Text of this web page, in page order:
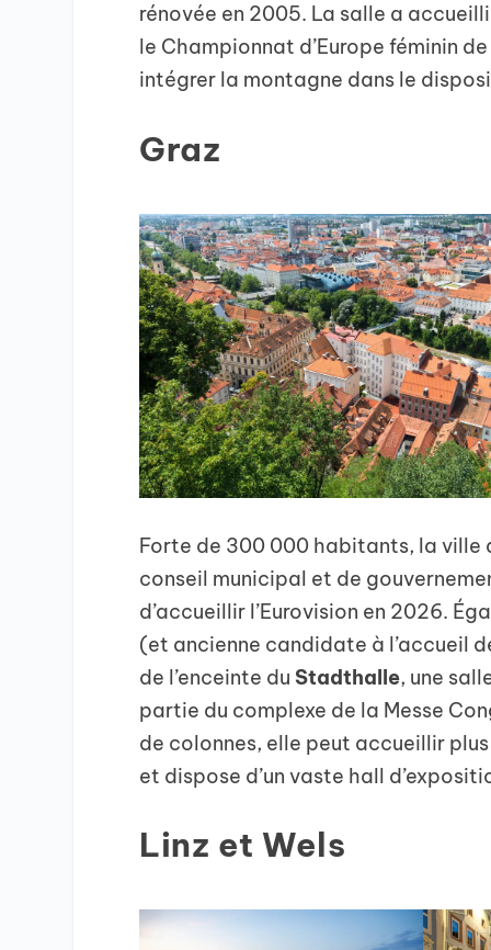
rénovée en 2005. La salle a
le Championnat d’Europe féminin
intégrer la montagne dans le
Graz
Forte de 300 000 habitants, la ville
conseil municipal et de
d’accueillir l’Eurovision en 2026.
(et ancienne candidate à l’accueil
de l’enceinte du Stadthalle, une
partie du complexe de la Messe
de colonnes, elle peut accueillir
et dispose d’un vaste hall
Linz et Wels